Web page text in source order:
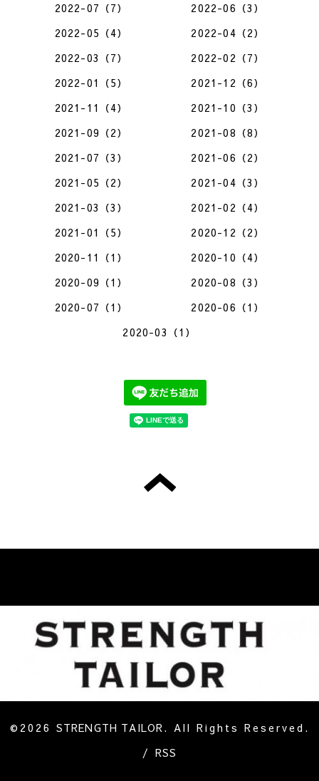
2022-07（7）
2022-06（3）
2022-05（4）
2022-04（2）
2022-03（7）
2022-02（7）
2022-01（5）
2021-12（6）
2021-11（4）
2021-10（3）
2021-09（2）
2021-08（8）
2021-07（3）
2021-06（2）
2021-05（2）
2021-04（3）
2021-03（3）
2021-02（4）
2021-01（5）
2020-12（2）
2020-11（1）
2020-10（4）
2020-09（1）
2020-08（3）
2020-07（1）
2020-06（1）
2020-03（1）
©2026 STRENGTH TAILOR . All Rights Reserved.
/ RSS